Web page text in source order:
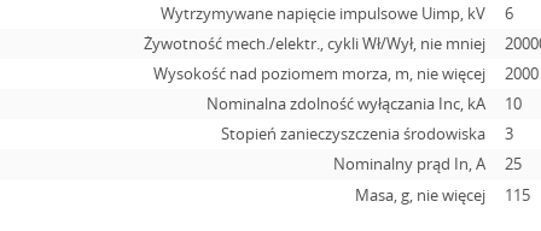
Wytrzymywane napięcie impulsowe Uimp, kV
6
Żywotność mech./elektr., cykli Wł/Wył, nie mniej
Wysokość nad poziomem morza, m, nie więcej
2000
Nominalna zdolność wyłączania Inc, kA
10
Stopień zanieczyszczenia środowiska
3
Nominalny prąd In, А
25
Masa, g, nie więcej
115